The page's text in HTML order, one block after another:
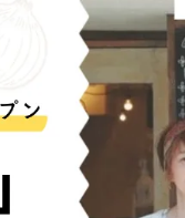
ゲーム
書籍・
チャレ